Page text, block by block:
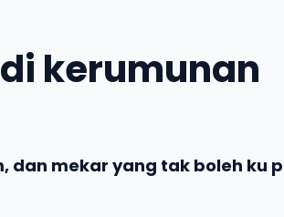
kerumunan
dan mekar yang tak boleh ku